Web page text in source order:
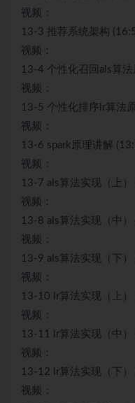
视频：
13-3 推荐系统架构
视频：
13-4 个性化召回als算
视频：
13-5 个性化排序lr算法
视频：
13-6 spark原理讲解
视频：
13-7 als算法实现（上）
视频：
13-8 als算法实现（中）
视频：
13-9 als算法实现（下）
视频：
13-10 lr算法实现（上）
视频：
13-11 lr算法实现（中）
视频：
13-12 lr算法实现（下）
视频：